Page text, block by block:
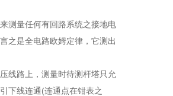
测量任何有回路系统之接地电
之是全电路欧姆定律，它测出
线路上，测量时待测杆塔只允
下线连通(连通点在钳表之